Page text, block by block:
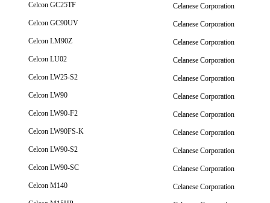
Celcon GC25TF
Celanese Corporation
Celcon GC90UV
Celanese Corporation
Celcon LM90Z
Celanese Corporation
Celcon LU02
Celanese Corporation
Celcon LW25-S2
Celanese Corporation
Celcon LW90
Celanese Corporation
Celcon LW90-F2
Celanese Corporation
Celcon LW90FS-K
Celanese Corporation
Celcon LW90-S2
Celanese Corporation
Celcon LW90-SC
Celanese Corporation
Celcon M140
Celanese Corporation